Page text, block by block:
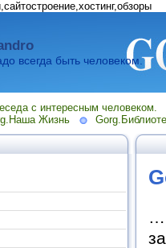
всегда быть человеком.
с интересным человеком.
Жизнь